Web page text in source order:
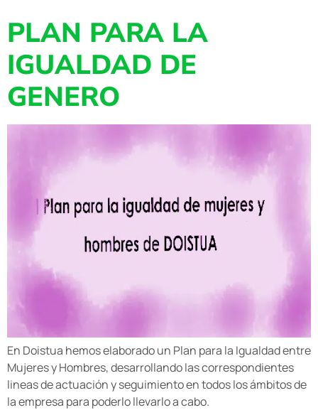
PLAN PARA LA
IGUALDAD DE
GENERO
En Doistua hemos elaborado un Plan para la Igualdad entre
Mujeres y Hombres, desarrollando las correspondientes
lineas de actuación y seguimiento en todos los ámbitos de
la empresa para poderlo llevarlo a cabo.